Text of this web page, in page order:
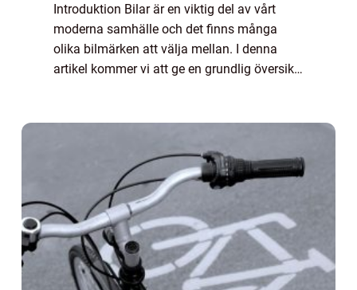
Introduktion Bilar är en viktig del av vårt
moderna samhälle och det finns många
olika bilmärken att välja mellan. I denna
artikel kommer vi att ge en grundlig översikt